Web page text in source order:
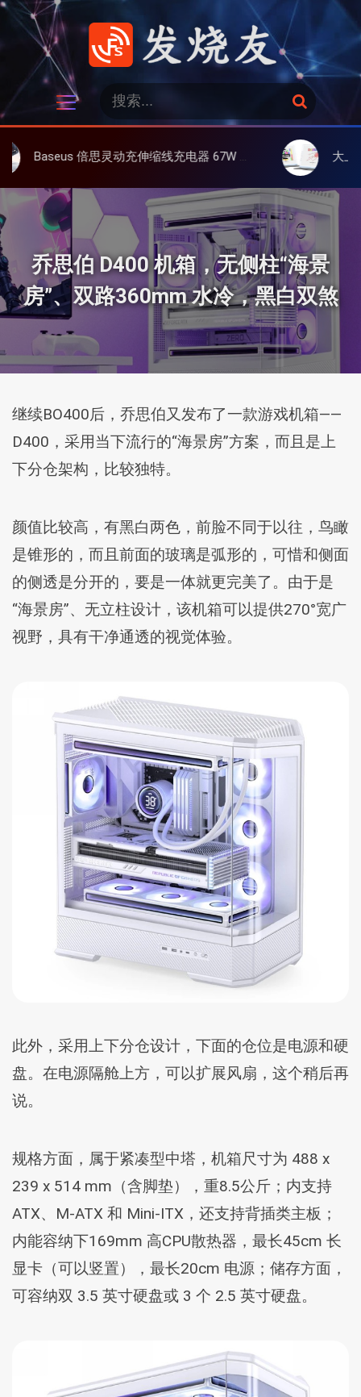
跳
发烧友
：
搜
索
缩线充电器 67W 3C，超耐用可伸缩线、氮化镓、3C多设备同时充 大上 Paperlike 13K 彩屏版
乔思伯 D400 机箱，无侧柱“海景
房”、双路360mm 水冷，黑白双煞
继续BO400后，乔思伯又发布了一款游戏机箱——
D400，采用当下流行的“海景房”方案，而且是上
下分仓架构，比较独特。
颜值比较高，有黑白两色，前脸不同于以往，鸟瞰
是锥形的，而且前面的玻璃是弧形的，可惜和侧面
的侧透是分开的，要是一体就更完美了。由于是
“海景房”、无立柱设计，该机箱可以提供270°宽广
视野，具有干净通透的视觉体验。
此外，采用上下分仓设计，下面的仓位是电源和硬
盘。在电源隔舱上方，可以扩展风扇，这个稍后再
说。
规格方面，属于紧凑型中塔，机箱尺寸为 488 x
239 x 514 mm（含脚垫），重8.5公斤；内支持
ATX、M-ATX 和 Mini-ITX，还支持背插类主板；
内能容纳下169mm 高CPU散热器，最长45cm 长
显卡（可以竖置），最长20cm 电源；储存方面，
可容纳双 3.5 英寸硬盘或 3 个 2.5 英寸硬盘。